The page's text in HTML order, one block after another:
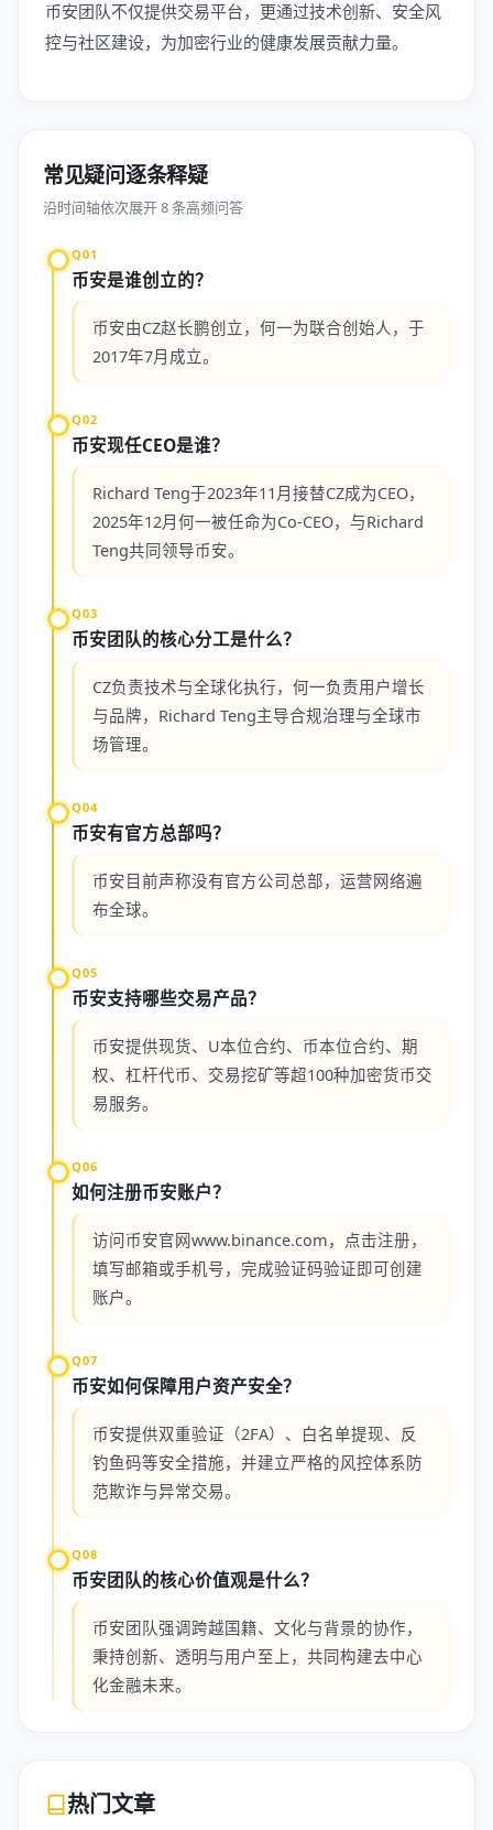
币安团队不仅提供交易平台，更通过技术创新、安全风
控与社区建设，为加密行业的健康发展贡献力量。
常见疑问逐条释疑
沿时间轴依次展开 8 条高频问答
Q01
币安是谁创立的？
币安由CZ赵长鹏创立，何一为联合创始人，于
2017年7月成立。
Q02
币安现任CEO是谁？
Richard Teng于2023年11月接替CZ成为CEO，
2025年12月何一被任命为Co-CEO，与Richard
Teng共同领导币安。
Q03
币安团队的核心分工是什么？
CZ负责技术与全球化执行，何一负责用户增长
与品牌，Richard Teng主导合规治理与全球市
场管理。
Q04
币安有官方总部吗？
币安目前声称没有官方公司总部，运营网络遍
布全球。
Q05
币安支持哪些交易产品？
币安提供现货、U本位合约、币本位合约、期
权、杠杆代币、交易挖矿等超100种加密货币交
易服务。
Q06
如何注册币安账户？
访问币安官网www.binance.com，点击注册，
填写邮箱或手机号，完成验证码验证即可创建
账户。
Q07
币安如何保障用户资产安全？
币安提供双重验证（2FA）、白名单提现、反
钓鱼码等安全措施，并建立严格的风控体系防
范欺诈与异常交易。
Q08
币安团队的核心价值观是什么？
币安团队强调跨越国籍、文化与背景的协作，
秉持创新、透明与用户至上，共同构建去中心
化金融未来。
热门文章